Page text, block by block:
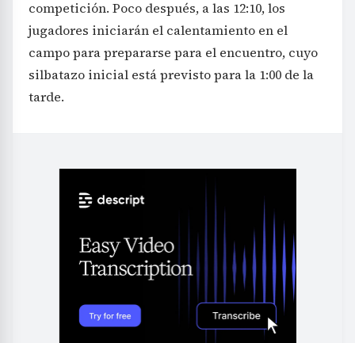
competición. Poco después, a las 12:10, los
jugadores iniciarán el calentamiento en el
campo para prepararse para el encuentro, cuyo
silbatazo inicial está previsto para la 1:00 de la
tarde.